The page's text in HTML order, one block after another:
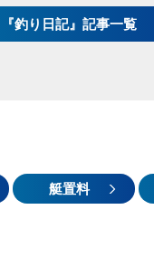
『釣り日記』記事一覧
艇置料